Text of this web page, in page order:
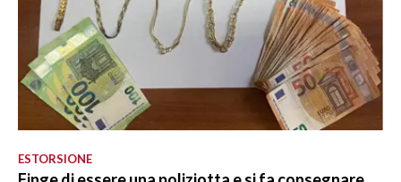
ESTORSIONE